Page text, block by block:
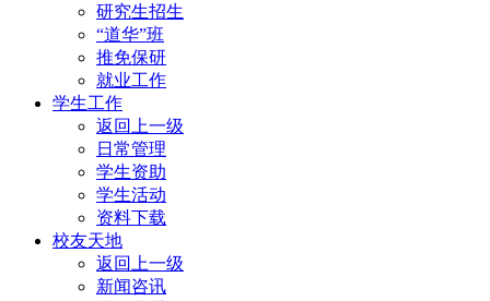
研究生招生
“道华”班
推免保研
就业工作
学生工作
返回上一级
日常管理
学生资助
学生活动
资料下载
校友天地
返回上一级
新闻咨讯